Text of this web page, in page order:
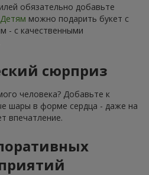
обязательно добавьте
Детям можно подарить букет с
- с качественными
сюрприз
человека? Добавьте к
шары в форме сердца - даже на
впечатление.